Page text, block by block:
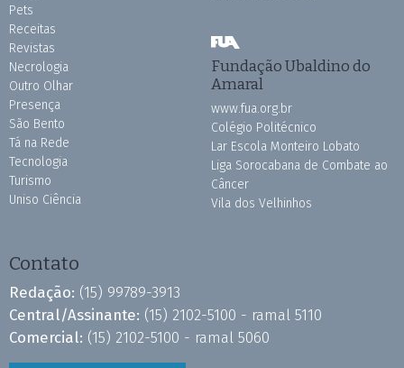
Pets
Receitas
Revistas
Necrologia
Outro Olhar
Presença
São Bento
Tá na Rede
Tecnologia
Turismo
Uniso Ciência
Fundação Ubaldino do
Amaral
www.fua.org.br
Colégio Politécnico
Lar Escola Monteiro Lobato
Liga Sorocabana de Combate ao
Câncer
Vila dos Velhinhos
Contato
Redação: (15) 99789-3913
Central/Assinante: (15) 2102-5100 - ramal 5110
Comercial: (15) 2102-5100 - ramal 5060